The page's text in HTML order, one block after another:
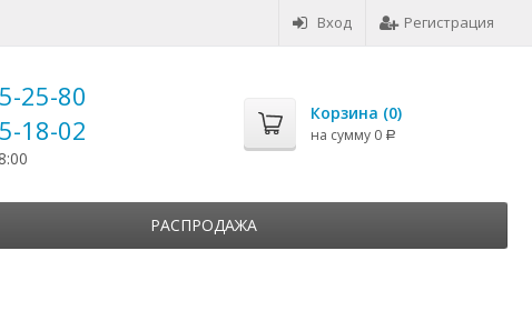
Вход Регистрация
25-80
18-02
Корзина (0)
на сумму 0 Р
РАСПРОДАЖА